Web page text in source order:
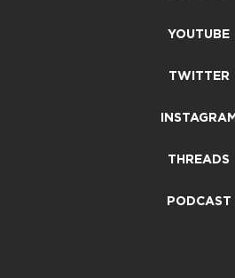
YOUTUBE
TWITTER
INSTAGRAM
THREADS
PODCAST